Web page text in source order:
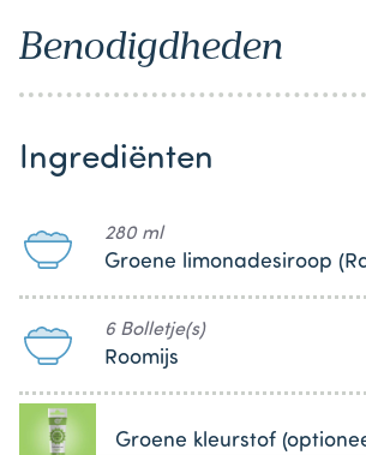
Benodigdheden
Ingrediënten
280 ml
Groene limonadesiroop
6 Bolletje(s)
Roomijs
Groene kleurstof